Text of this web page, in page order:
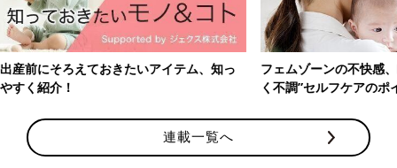
フェムゾーンの不快感、眠りの質、気分のゆらぎ…産後の“なんとな
く不調”セルフケアのポイントとは？
連載一覧へ